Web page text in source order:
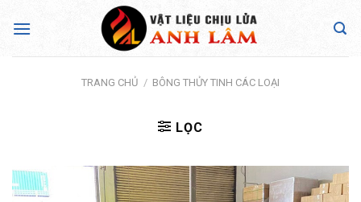
TRANG CHỦ / BÔNG THỦY TINH CÁC LOẠI
LỌC